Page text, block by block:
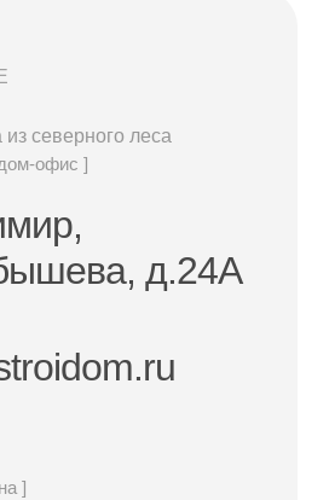
северного леса
офис ]
д.24А
]